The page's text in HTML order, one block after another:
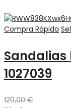
Compra Rápida
Sandalias
1027039
120,00€